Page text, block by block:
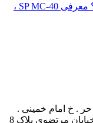
مینی لودر سنوپارس چیست ؟ معرفی SP MC-40 ،
حر . خ امام خمینی .
خیابان کمالی . خیابان اسکندری جنوبی اول خیابان مرتضوی پلاک 8